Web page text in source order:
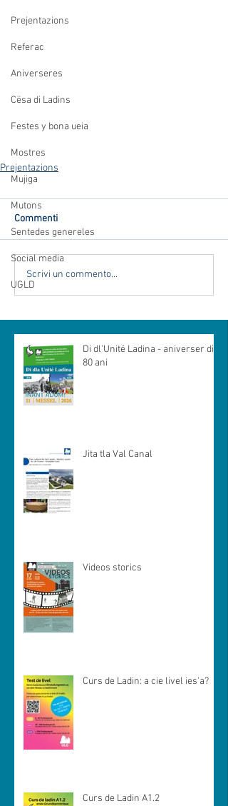
Prejentazions
Referac
Aniverseres
Cësa di Ladins
Festes y bona ueia
Mostres
Mujiga
Mutons
Sentedes genereles
Social media
UGLD
Prejentazions
Commenti
Scrivi un commento...
Di dl'Unité Ladina - aniverser di
80 ani
Jita tla Val Canal
Videos storics
Curs de Ladin: a cie livel ies'a?
Curs de Ladin A1.2